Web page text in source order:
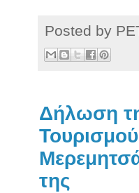
Posted by
Δήλωση
της